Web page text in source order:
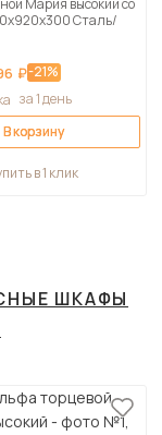
Мария высокий со
Сталь/
₽-21%
за 1 день
В корзину
в 1 клик
ШКАФЫ